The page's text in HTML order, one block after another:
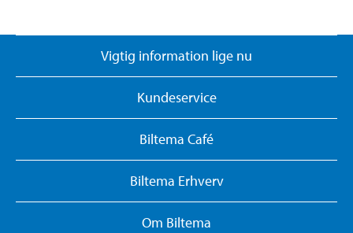
Vigtig information lige nu
Kundeservice
Biltema Café
Biltema Erhverv
Om Biltema